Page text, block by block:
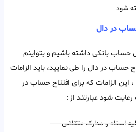
شود
در دال
حساب بانکی داشته باشیم و بتواینم
حساب در دال را طی نمایید، باید الزامات
این الزامات که برای افتتاح حساب در
شود عبارتند از :